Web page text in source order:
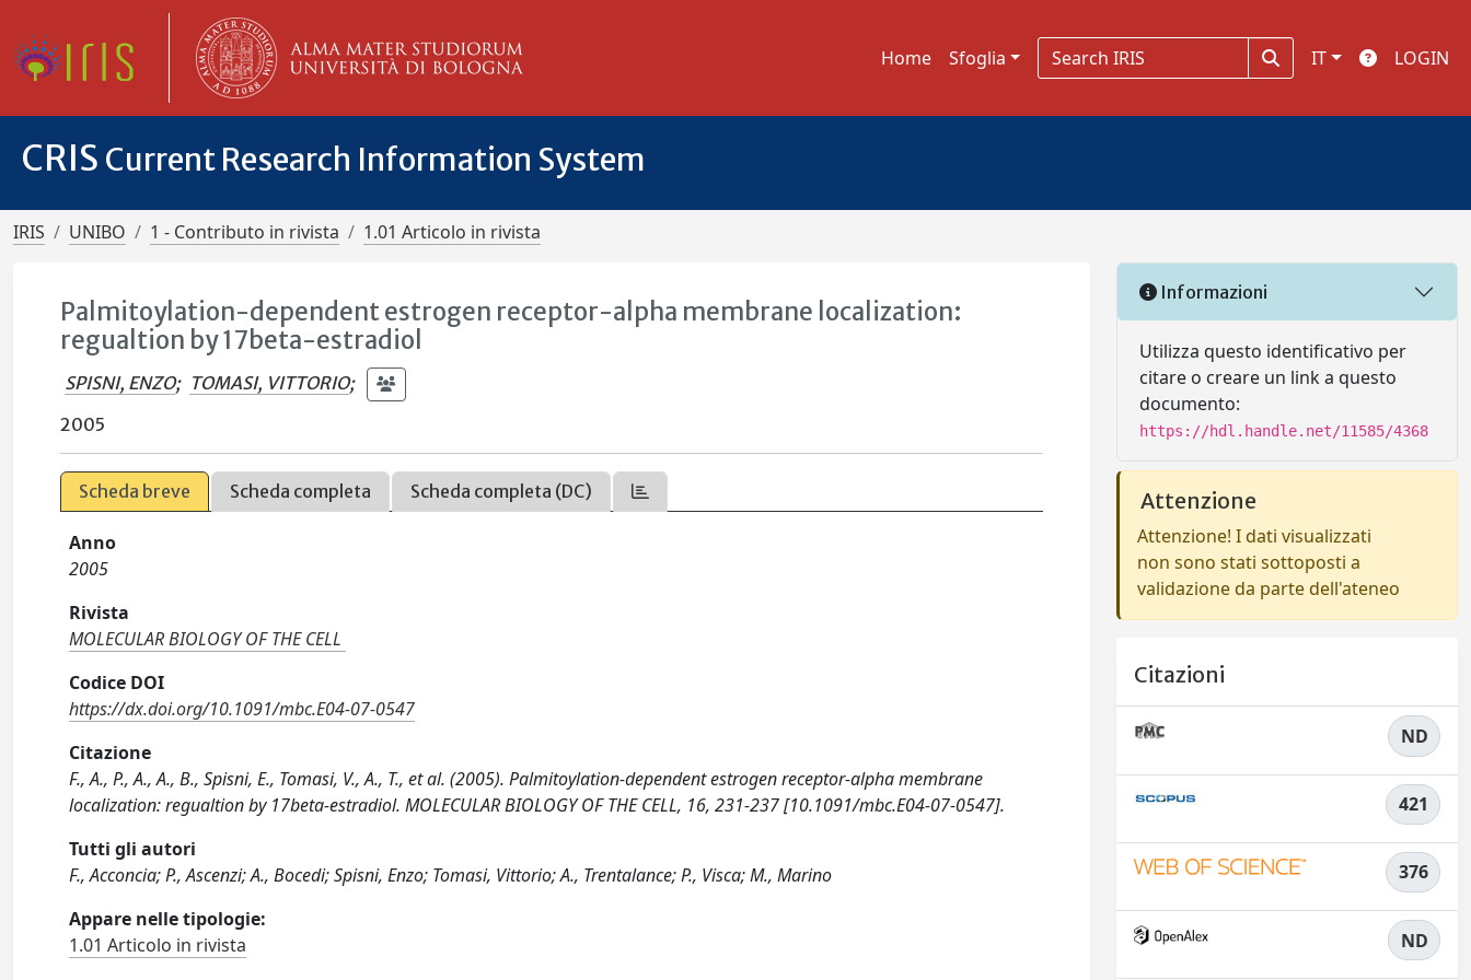
Home Sfoglia IT LOGIN
CRIS Current Research Information System
IRIS UNIBO 1 - Contributo in rivista 1.01 Articolo in rivista
Palmitoylation-dependent estrogen receptor-alpha membrane localization:
regualtion by 17beta-estradiol
SPISNI, ENZO; TOMASI, VITTORIO;
2005
Scheda breve Scheda completa Scheda completa (DC)
Anno
2005
Rivista
MOLECULAR BIOLOGY OF THE CELL
Codice DOI
https://dx.doi.org/10.1091/mbc.E04-07-0547
Citazione
F., A., P., A., A., B., Spisni, E., Tomasi, V., A., T., et al. (2005). Palmitoylation-dependent estrogen receptor-alpha membrane
localization: regualtion by 17beta-estradiol. MOLECULAR BIOLOGY OF THE CELL, 16, 231-237 [10.1091/mbc.E04-07-0547].
Tutti gli autori
F., Acconcia; P., Ascenzi; A., Bocedi; Spisni, Enzo; Tomasi, Vittorio; A., Trentalance; P., Visca; M., Marino
Appare nelle tipologie:
1.01 Articolo in rivista
Informazioni
Utilizza questo identificativo per
citare o creare un link a questo
documento:
https://hdl.handle.net/11585/4368
Attenzione
Attenzione! I dati visualizzati
non sono stati sottoposti a
validazione da parte dell'ateneo
Citazioni
ND
421
376
ND